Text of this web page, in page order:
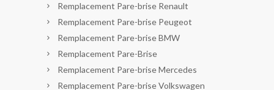
Remplacement Pare-brise Renault
Remplacement Pare-brise Peugeot
Remplacement Pare-brise BMW
Remplacement Pare-Brise
Remplacement Pare-brise Mercedes
Remplacement Pare-brise Volkswagen